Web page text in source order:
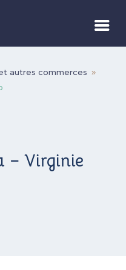
autres commerces 9
– Virginie